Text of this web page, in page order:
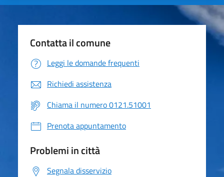
Contatta il comune
Leggi le domande frequenti
Richiedi assistenza
Chiama il numero 0121.51001
Prenota appuntamento
Problemi in città
Segnala disservizio